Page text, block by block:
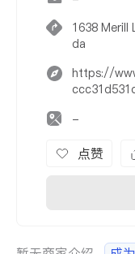
1638 Merill
da
https://
-
点赞